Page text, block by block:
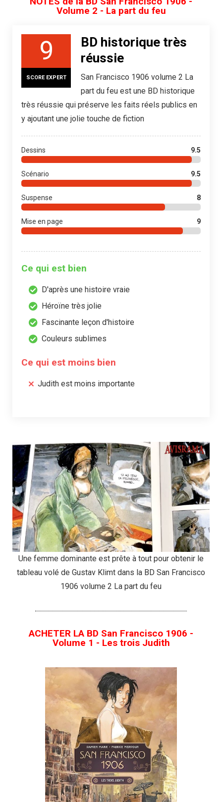
Volume 2 - La part du feu
9
SCORE EXPERT
BD historique très
réussie
San Francisco 1906 volume 2 La
part du feu est une BD historique
très réussie qui préserve les faits réels publics en
y ajoutant une jolie touche de fiction
Dessins 9.5
Scénario 9.5
Suspense 8
Mise en page 9
Ce qui est bien
D'après une histoire vraie
Héroïne très jolie
Fascinante leçon d'histoire
Couleurs sublimes
Ce qui est moins bien
Judith est moins importante
Une femme dominante est prête à tout pour obtenir le
tableau volé de Gustav Klimt dans la BD San Francisco
1906 volume 2 La part du feu
ACHETER LA BD San Francisco 1906 -
Volume 1 - Les trois Judith